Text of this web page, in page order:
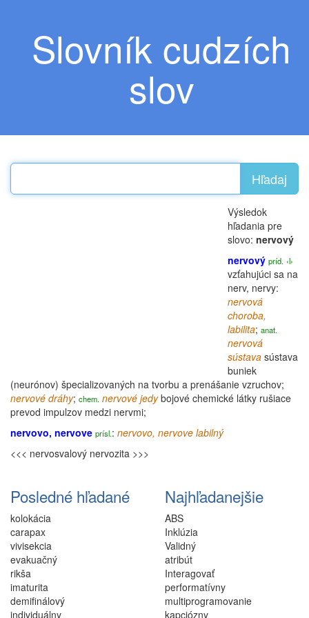
Slovník cudzích
slov
Hľadaj
Výsledok
hľadania pre
slovo: nervový
nervový príd. ‹l›
vzťahujúci sa na
nerv, nervy:
nervová
choroba,
labilita; anat.
nervová
sústava sústava
buniek
(neurónov) špecializovaných na tvorbu a prenášanie vzruchov;
nervové dráhy; chem. nervové jedybojové chemické látky rušiace
prevod impulzov medzi nervmi;
nervovo, nervove prísl.: nervovo, nervove labilný
<<< nervosvalový nervozita >>>
Posledné hľadané
kolokácia
carapax
vivisekcia
evakuačný
rikša
imaturita
demifinálový
individuálny
Najhľadanejšie
ABS
Inklúzia
Validný
atribút
Interagovať
performatívny
multiprogramovanie
kapciózny